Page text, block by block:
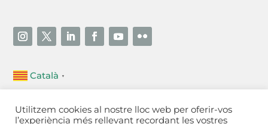
Català ▼
Unió Empresarial de l’Anoia (UEA)
Ctra. de Manresa, 131, 08700 – Igualada(Barcelona)
Utilitzem cookies al nostre lloc web per oferir-vos
l’experiència més rellevant recordant les vostres